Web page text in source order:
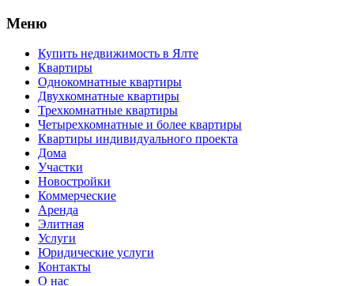
Меню
Купить недвижимость в Ялте
Квартиры
Однокомнатные квартиры
Двухкомнатные квартиры
Трехкомнатные квартиры
Четырехкомнатные и более квартиры
Квартиры индивидуального проекта
Дома
Участки
Новостройки
Коммерческие
Аренда
Элитная
Услуги
Юридические услуги
Контакты
О нас